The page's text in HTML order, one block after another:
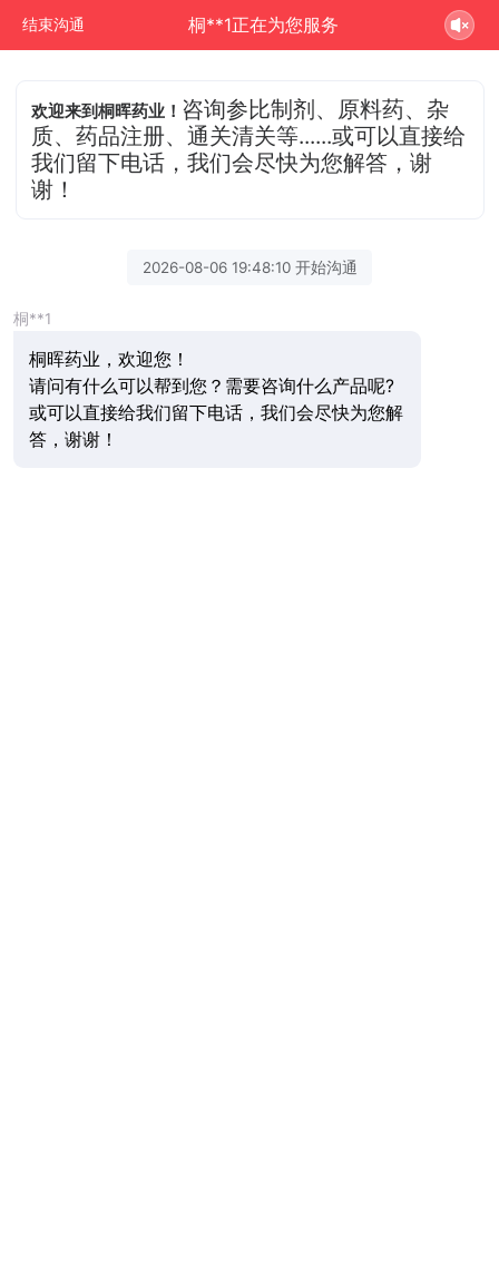
结束沟通 桐**1正在为您服务
欢迎来到桐晖药业！ 咨询参比制剂、原料药、杂
质、药品注册、通关清关等......或可以直接给
我们留下电话，我们会尽快为您解答，谢
谢！
2026-08-06 19:48:10 开始沟通
桐**1
桐晖药业，欢迎您！
请问有什么可以帮到您？需要咨询什么产品呢?
或可以直接给我们留下电话，我们会尽快为您解
答，谢谢！